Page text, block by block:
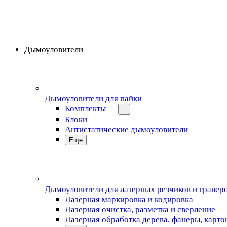
Дымоуловители
Дымоуловители для пайки
Комплекты
Блоки
Антистатические дымоуловители
Еще
Дымоуловители для лазерных резчиков и
Лазерная маркировка и кодировка
Лазерная очистка, разметка и сверление
Лазерная обработка дерева, фанеры,